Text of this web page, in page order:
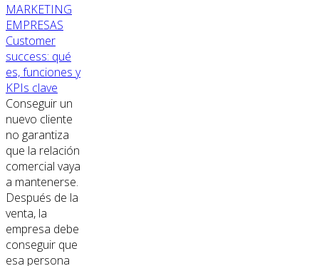
MARKETING
EMPRESAS
Customer
success: qué
es, funciones y
KPIs clave
Conseguir un
nuevo cliente
no garantiza
que la relación
comercial vaya
a mantenerse.
Después de la
venta, la
empresa debe
conseguir que
esa persona